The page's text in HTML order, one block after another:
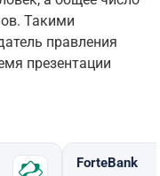
Такими
правления
презентации
ForteBank